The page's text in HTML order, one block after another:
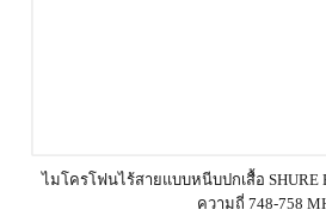
ไมโครโฟนไร้สายแบบหนีบปกเสื้อ SHURE
ความถี่ 748-758